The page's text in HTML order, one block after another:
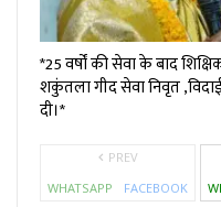
*25 वर्षों की सेवा के बाद
शकुंतला गीद सेवा निवृत
दी।*
PREV
WHATSAPP
FACEBOOK